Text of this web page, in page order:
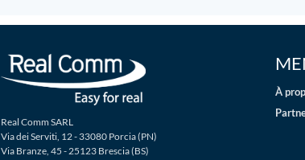
Real Comm SARL
Via dei Serviti, 12 - 33080 Porcia (PN)
Via Branze, 45 - 25123 Brescia (BS)
À